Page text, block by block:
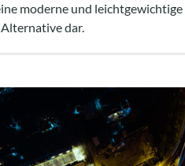
moderne und
dar.